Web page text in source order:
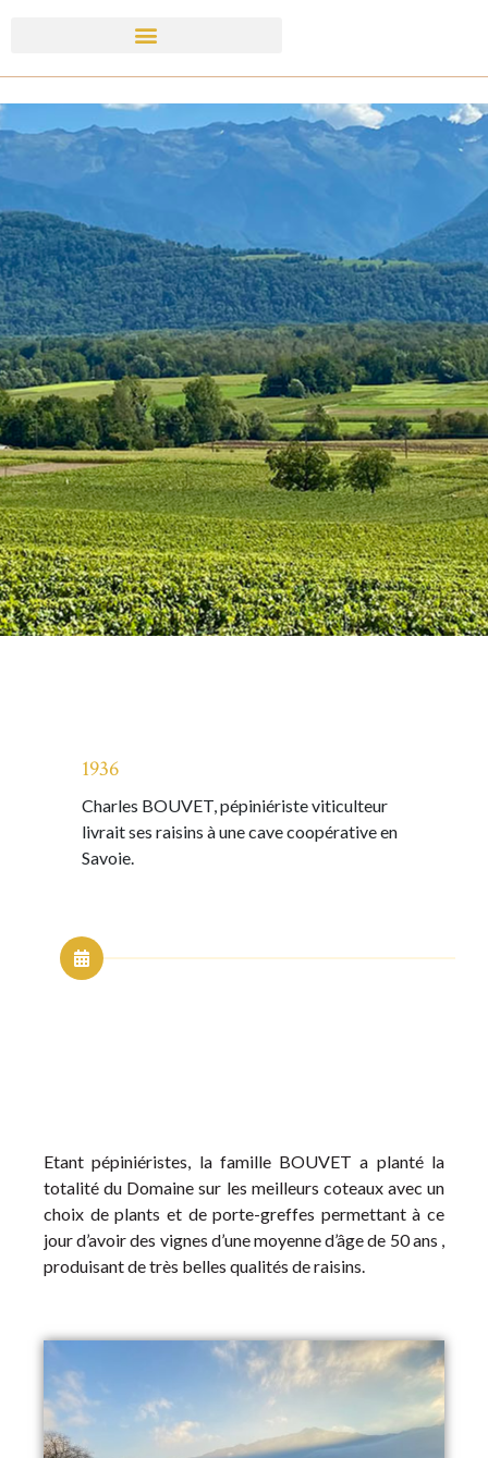
1936
Charles BOUVET, pépiniériste viticulteur
livrait ses raisins à une cave coopérative en
Savoie.
Etant pépiniéristes, la famille BOUVET a planté la
totalité du Domaine sur les meilleurs coteaux avec un
choix de plants et de porte-greffes permettant à ce
jour d’avoir des vignes d’une moyenne d’âge de 50 ans ,
produisant de très belles qualités de raisins.